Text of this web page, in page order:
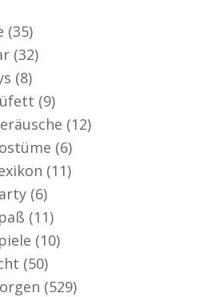
(35)
(32)
(8)
(9)
(12)
(6)
(11)
(6)
(11)
(10)
(50)
(529)